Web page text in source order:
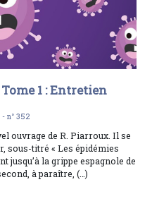
1 : Entretien
-n° 352
ouvrage de R. Piarroux. Il se
sous-titré « Les épidémies
jusqu’à la grippe espagnole de
à paraître, (…)